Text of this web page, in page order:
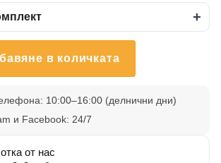
+
в количката
10:00–16:00 (делнични дни)
и Facebook: 24/7
от нас